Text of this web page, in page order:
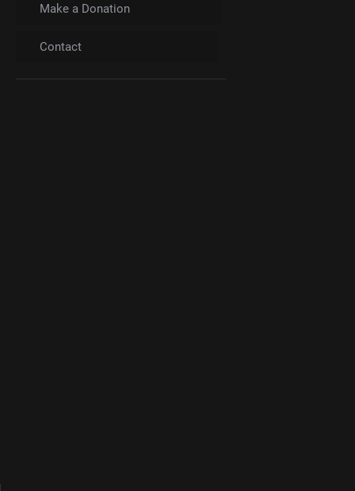
Make a Donation
Contact